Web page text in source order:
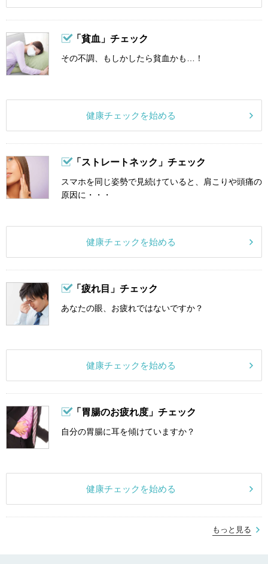
「貧血」チェック
その不調、もしかしたら貧血かも…！
健康チェックを始める
「ストレートネック」チェック
スマホを同じ姿勢で見続けていると、肩こりや頭痛の
原因に・・・
健康チェックを始める
「疲れ目」チェック
あなたの眼、お疲れではないですか？
健康チェックを始める
「胃腸のお疲れ度」チェック
自分の胃腸に耳を傾けていますか？
健康チェックを始める
もっと見る